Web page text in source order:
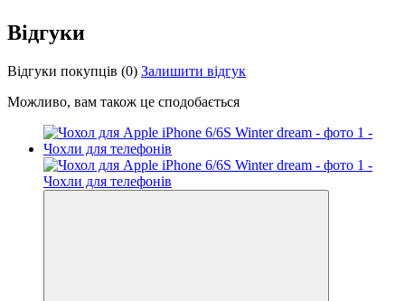
Відгуки
Відгуки покупців (0) Залишити відгук
Можливо, вам також це сподобається